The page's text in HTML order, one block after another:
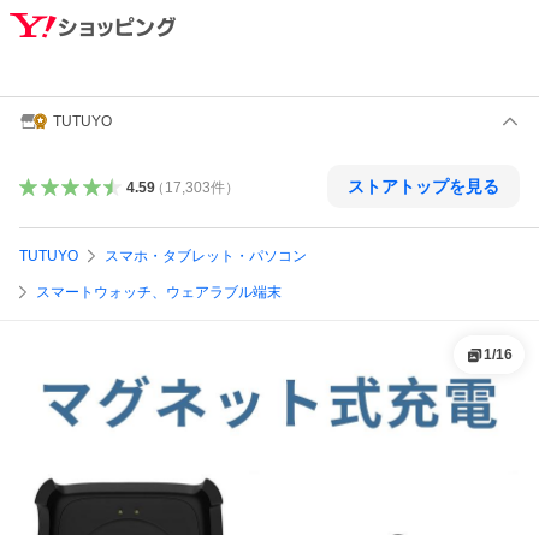
TUTUYO
4.59（ 17,303件） ストアトップを見る
TUTUYO スマホ・タブレット・パソコン
スマートウォッチ、ウェアラブル端末
1/16